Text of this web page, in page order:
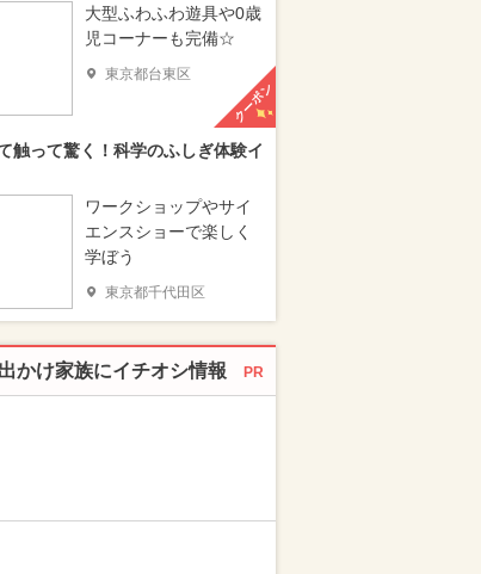
大型ふわふわ遊具や0歳
児コーナーも完備☆
東京都台東区
クーポン
触って驚く！科学のふしぎ体験イ
ワークショップやサイ
エンスショーで楽しく
学ぼう
東京都千代田区
かけ家族にイチオシ情報 PR